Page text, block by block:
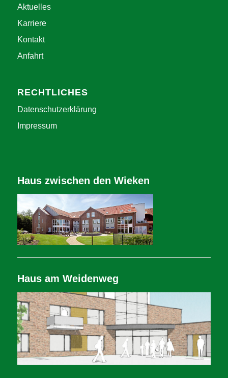
Aktuelles
Karriere
Kontakt
Anfahrt
RECHTLICHES
Datenschutzerklärung
Impressum
Haus zwischen den Wieken
Haus am Weidenweg